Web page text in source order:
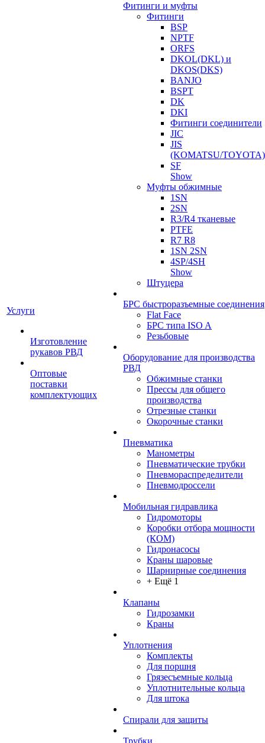
Услуги
Изготовление
рукавов РВД
Оптовые
поставки
комплектующих
Фитинги и муфты
Фитинги
BSP
NPTF
ORFS
DKOL(DKL) и
DKOS(DKS)
BANJO
BSPT
DK
DKI
Фитинги соединители
JIC
JIS
(KOMATSU/TOYOTA)
SF
Show
Муфты обжимные
1SN
2SN
R3/R4 тканевые
PTFE
R7 R8
1SN 2SN
4SP/4SH
Show
Штуцера
БРС быстроразъемные соединения
Flat Face
БРС типа ISO A
Резьбовые
Оборудование для производства
РВД
Обжимные станки
Прессы для общего
производства
Отрезные станки
Окорочные станки
Пневматика
Манометры
Пневматические трубки
Пневмораспределители
Пневмодроссели
Мобильная гидравлика
Гидромоторы
Коробки отбора мощности
(КОМ)
Гидронасосы
Краны шаровые
Шарнирные соединения
+ Ещё 1
Клапаны
Гидрозамки
Краны
Уплотнения
Комплекты
Для поршня
Грязесъемные кольца
Уплотнительные кольца
Для штока
Спирали для защиты
Трубки